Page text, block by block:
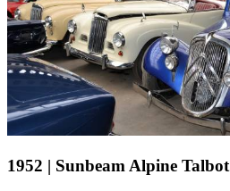
1952 | Sunbeam Alpine Talbot